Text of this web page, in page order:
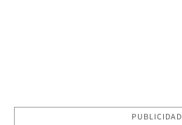
PUBLICIDAD